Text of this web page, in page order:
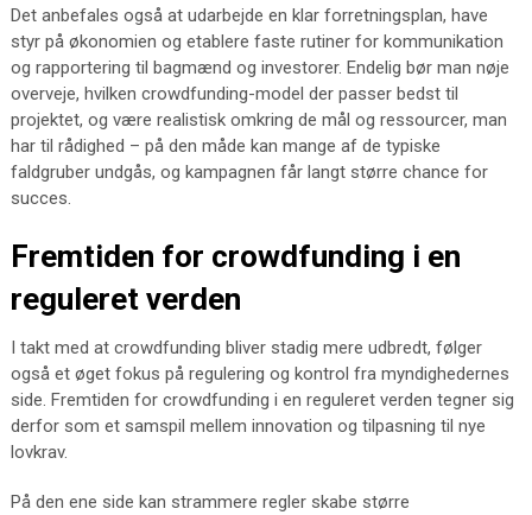
Det anbefales også at udarbejde en klar forretningsplan, have
styr på økonomien og etablere faste rutiner for kommunikation
og rapportering til bagmænd og investorer. Endelig bør man nøje
overveje, hvilken crowdfunding-model der passer bedst til
projektet, og være realistisk omkring de mål og ressourcer, man
har til rådighed – på den måde kan mange af de typiske
faldgruber undgås, og kampagnen får langt større chance for
succes.
Fremtiden for crowdfunding i en
reguleret verden
I takt med at crowdfunding bliver stadig mere udbredt, følger
også et øget fokus på regulering og kontrol fra myndighedernes
side. Fremtiden for crowdfunding i en reguleret verden tegner sig
derfor som et samspil mellem innovation og tilpasning til nye
lovkrav.
På den ene side kan strammere regler skabe større